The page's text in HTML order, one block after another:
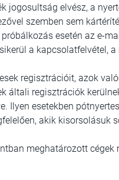
jogosultság elvész, a
szemben sem
esetén az e-
a kapcsolatfelvétel,
regisztrációit, azok
általi regisztrációk
Ilyen esetekben
akik kisorsolásuk
meghatározott